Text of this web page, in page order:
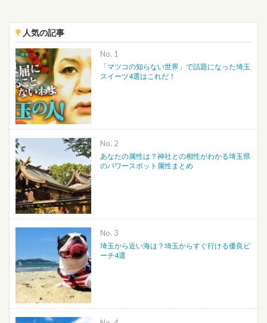
人気の記事
No.
「マツコの知らない世界」で話題になった埼玉
スイーツ4選はこれだ！
No.
あなたの属性は？神社との相性がわかる埼玉県
のパワースポット属性まとめ
No.
埼玉から近い海は？埼玉からすぐ行ける優良ビ
ーチ4選